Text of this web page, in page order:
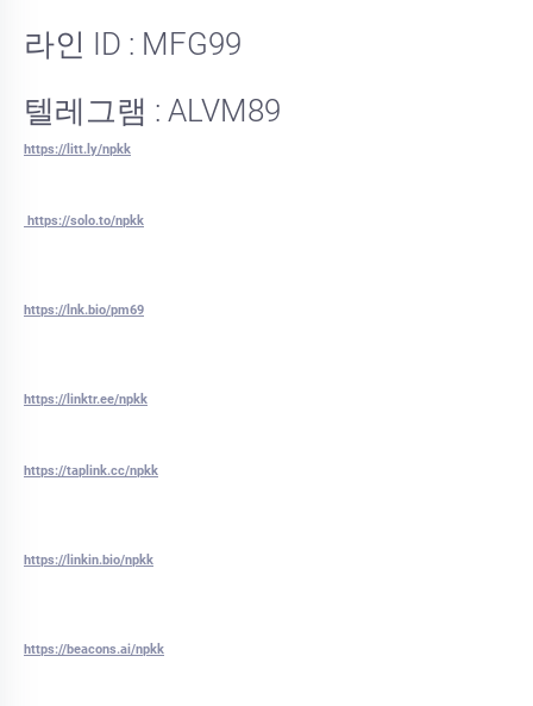
라인 ID : MFG99
텔레그램 : ALVM89
https://litt.ly/npkk
https://solo.to/npkk
https://lnk.bio/pm69
https://linktr.ee/npkk
https://taplink.cc/npkk
https://linkin.bio/npkk
https://beacons.ai/npkk